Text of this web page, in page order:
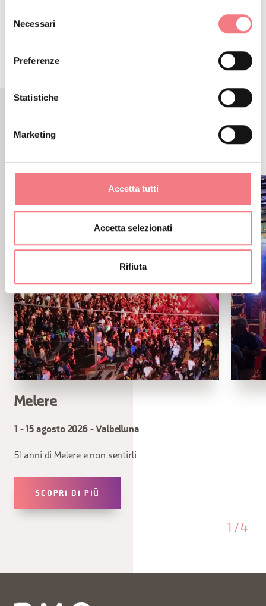
delNecessari
Preferenze
Statistiche
Marketing
Accetta tutti
Accetta selezionati
Rifiuta
Melere
1 - 15 agosto 2026 - Valbelluna
51 anni di Melere e non sentirli
SCOPRI DI PIÙ
1 /4